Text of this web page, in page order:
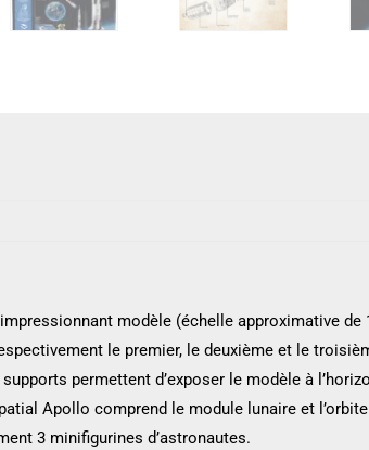
modèle (échelle approximative
le premier, le deuxième et le
permettent d’exposer le modèle à
Apollo comprend le module lunaire et
3 minifigurines d’astronautes.